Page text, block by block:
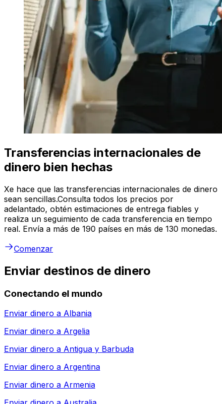
Transferencias internacionales de
dinero bien hechas
Xe hace que las transferencias internacionales de dinero
sean sencillas.Consulta todos los precios por
adelantado, obtén estimaciones de entrega fiables y
realiza un seguimiento de cada transferencia en tiempo
real. Envía a más de 190 países en más de 130 monedas.
Comenzar
Enviar destinos de dinero
Conectando el mundo
Enviar dinero a Albania
Enviar dinero a Argelia
Enviar dinero a Antigua y Barbuda
Enviar dinero a Argentina
Enviar dinero a Armenia